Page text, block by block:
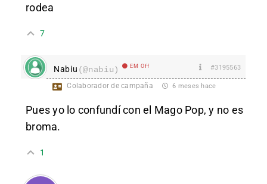
rodea
7
Nabiu (@nabiu) EM Off #3195563
Colaborador de campaña 6 meses hace
Pues yo lo confundí con el Mago Pop, y no es
broma.
1